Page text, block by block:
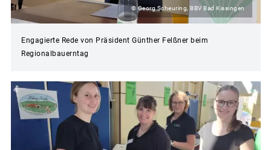
© Georg Scheuring, BBV Bad Kissingen
Engagierte Rede von Präsident Günther Felßner beim
Regionalbauerntag